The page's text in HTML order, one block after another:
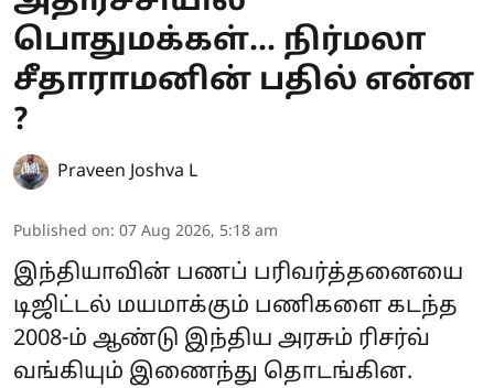
பொதுமக்கள்... நிர்மலா
சீதாராமனின் பதில் என்ன
?
Praveen Joshva L
Published on: 07 Aug 2026, 5:18 am
இந்தியாவின் பணப் பரிவர்த்தனையை
டிஜிட்டல் மயமாக்கும் பணிகளை கடந்த
2008-ம் ஆண்டு இந்திய அரசும் ரிசர்வ்
வங்கியும் இணைந்து தொடங்கின.